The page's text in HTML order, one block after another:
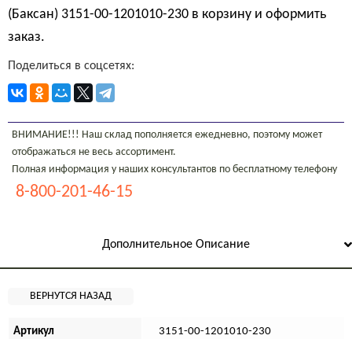
(Баксан) 3151-00-1201010-230 в корзину и оформить
заказ.
Поделиться в соцсетях:
ВНИМАНИЕ!!! Наш склад пополняется ежедневно, поэтому может
отображаться не весь ассортимент.
Полная информация у наших консультантов по бесплатному телефону
8-800-201-46-15
Дополнительное Описание
Артикул 3151-00-1201010-230